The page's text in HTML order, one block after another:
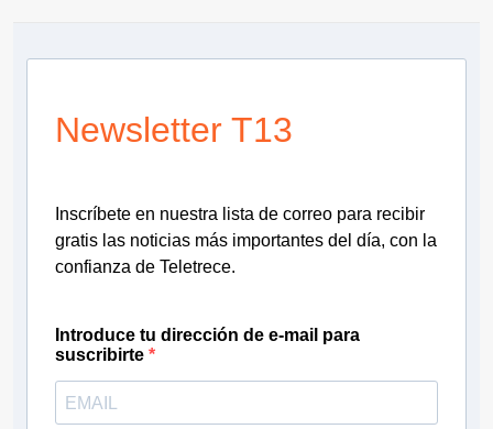
Newsletter T13
Inscríbete en nuestra lista de correo para recibir
gratis las noticias más importantes del día, con la
confianza de Teletrece.
Introduce tu dirección de e-mail para
suscribirte